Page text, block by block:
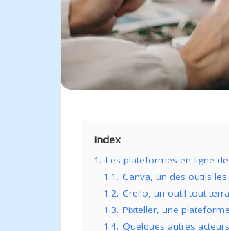
Index
1. Les plateformes en ligne
1.1. Canva, un des outils
1.2. Crello, un outil tout
1.3. Pixteller, une
1.4. Quelques autres